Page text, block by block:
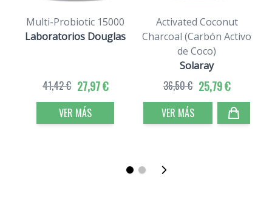
Multi-Probiotic 15000
Laboratorios Douglas
27,97 €
41,42 €
VER MÁS
Activated Coconut
Charcoal (Carbón Activo
de Coco)
Solaray
25,79 €
36,50 €
VER MÁS